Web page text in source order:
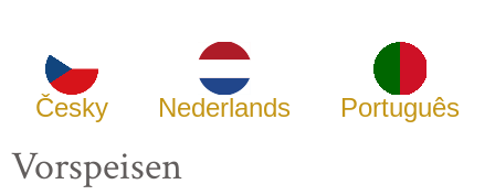
Česky Nederlands Português
Vorspeisen